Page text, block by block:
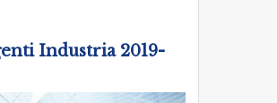
Industria 2019-